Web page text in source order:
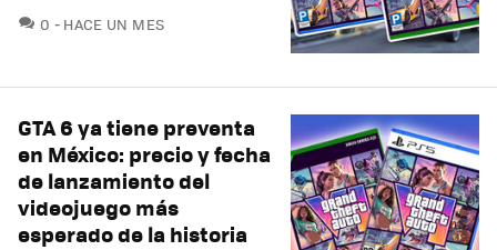
0 COMENTARIOS
HACE UN MES
GTA 6 ya tiene preventa
en México: precio y fecha
de lanzamiento del
videojuego más
esperado de la historia